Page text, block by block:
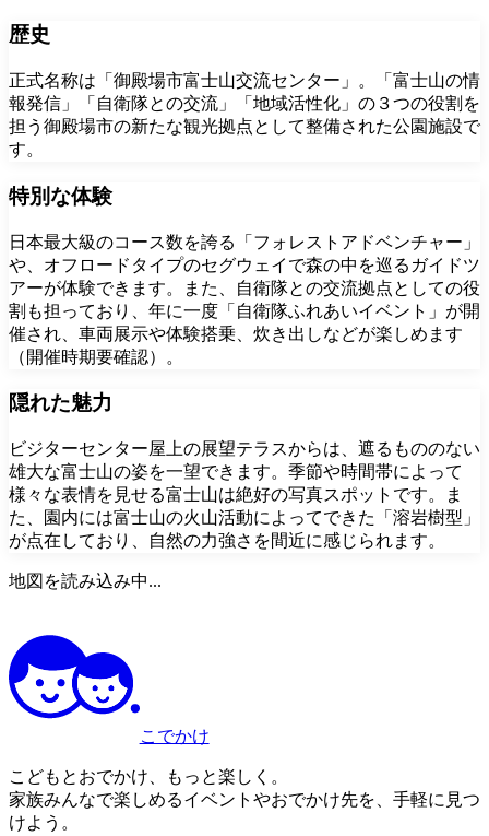
歴史
正式名称は「御殿場市富士山交流センター」。「富士山の情
報発信」「自衛隊との交流」「地域活性化」の３つの役割を
担う御殿場市の新たな観光拠点として整備された公園施設で
す。
特別な体験
日本最大級のコース数を誇る「フォレストアドベンチャー」
や、オフロードタイプのセグウェイで森の中を巡るガイドツ
アーが体験できます。また、自衛隊との交流拠点としての役
割も担っており、年に一度「自衛隊ふれあいイベント」が開
催され、車両展示や体験搭乗、炊き出しなどが楽しめます
（開催時期要確認）。
隠れた魅力
ビジターセンター屋上の展望テラスからは、遮るもののない
雄大な富士山の姿を一望できます。季節や時間帯によって
様々な表情を見せる富士山は絶好の写真スポットです。ま
た、園内には富士山の火山活動によってできた「溶岩樹型」
が点在しており、自然の力強さを間近に感じられます。
地図を読み込み中...
こでかけ
こどもとおでかけ、もっと楽しく。
家族みんなで楽しめるイベントやおでかけ先を、手軽に見つ
けよう。